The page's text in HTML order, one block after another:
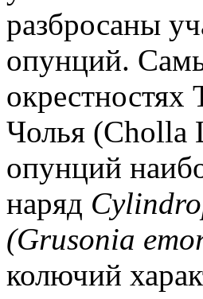
разбросаны
опунций.
окрестностях
Чолья (Cholla
опунций
наряд
(Grusonia
колючий